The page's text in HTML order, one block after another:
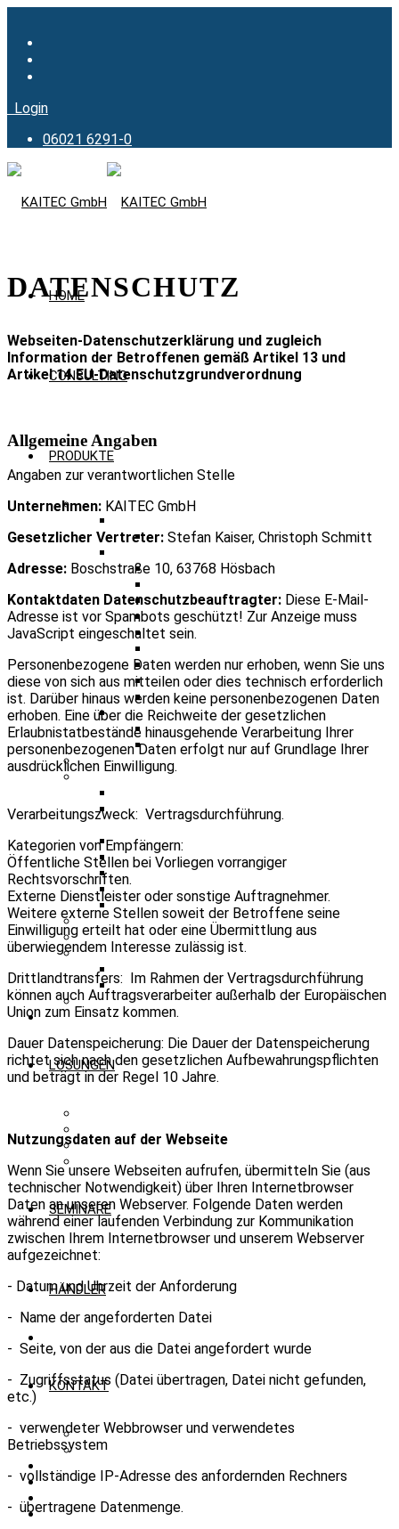
Login
06021 6291-0
HOME
CONSULTING
PRODUKTE
PRODUKTFINDER FUNKSYSTEME
2m Teil C Solo
TMOa Autarke Basisstation
DMO 1A Repeater
TMO Repeater
TETRA GW TMOa
Optisches Verteilsystem TMOa
Optisches Verteilsystem DMO
Optisches Verteilsystem TMO
BOS HYBRID
TMOa + 2m
DMO 1B + 2 m
NOTFALLKOMMUNIKATION S-BIC
DIGITALE FUNKKOMPONENTEN
KAITEC Optisches Verteilsystem
2042
ATTCU
LCU
BIC 2042 (TETRA TMOa + PMR)
DMO 2042 1A/1B
TMO Repeater
ANALOGE FUNKKOMPONENTEN
MESS- UND PRÜFGERÄTE
FUNKSYSTEME FRAPORT
IVS
IRS
BRANDSCHUTZSCHRÄNKE
LÖSUNGEN
S-BIC TETRA Paging
S-BIC Werkfeuerwehr
SEMINARE
HÄNDLER
KONTAKT
JOBANGEBOTE
ÜBER UNS
DATENSCHUTZ
Webseiten-Datenschutzerklärung und zugleich
Information der Betroffenen gemäß Artikel 13 und
Artikel 14 EU-Datenschutzgrundverordnung
Allgemeine Angaben
Angaben zur verantwortlichen Stelle
Unternehmen: KAITEC GmbH
Gesetzlicher Vertreter: Stefan Kaiser, Christoph Schmitt
Adresse: Boschstraße 10, 63768 Hösbach
Kontaktdaten Datenschutzbeauftragter: Diese E-Mail-
Adresse ist vor Spambots geschützt! Zur Anzeige muss
JavaScript eingeschaltet sein.
Personenbezogene Daten werden nur erhoben, wenn Sie uns
diese von sich aus mitteilen oder dies technisch erforderlich
ist. Darüber hinaus werden keine personenbezogenen Daten
erhoben. Eine über die Reichweite der gesetzlichen
Erlaubnistatbestände hinausgehende Verarbeitung Ihrer
personenbezogenen Daten erfolgt nur auf Grundlage Ihrer
ausdrücklichen Einwilligung.
Verarbeitungszweck: Vertragsdurchführung.
Kategorien von Empfängern:
Öffentliche Stellen bei Vorliegen vorrangiger
Rechtsvorschriften.
Externe Dienstleister oder sonstige Auftragnehmer.
Weitere externe Stellen soweit der Betroffene seine
Einwilligung erteilt hat oder eine Übermittlung aus
überwiegendem Interesse zulässig ist.
Drittlandtransfers: Im Rahmen der Vertragsdurchführung
können auch Auftragsverarbeiter außerhalb der Europäischen
Union zum Einsatz kommen.
Dauer Datenspeicherung: Die Dauer der Datenspeicherung
richtet sich nach den gesetzlichen Aufbewahrungspflichten
und beträgt in der Regel 10 Jahre.
Nutzungsdaten auf der Webseite
Wenn Sie unsere Webseiten aufrufen, übermitteln Sie (aus
technischer Notwendigkeit) über Ihren Internetbrowser
Daten an unseren Webserver. Folgende Daten werden
während einer laufenden Verbindung zur Kommunikation
zwischen Ihrem Internetbrowser und unserem Webserver
aufgezeichnet:
- Datum und Uhrzeit der Anforderung
- Name der angeforderten Datei
- Seite, von der aus die Datei angefordert wurde
- Zugriffsstatus (Datei übertragen, Datei nicht gefunden,
etc.)
- verwendeter Webbrowser und verwendetes
Betriebssystem
- vollständige IP-Adresse des anfordernden Rechners
- übertragene Datenmenge.